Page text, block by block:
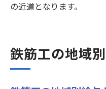
の近道となります。
鉄筋工の地域